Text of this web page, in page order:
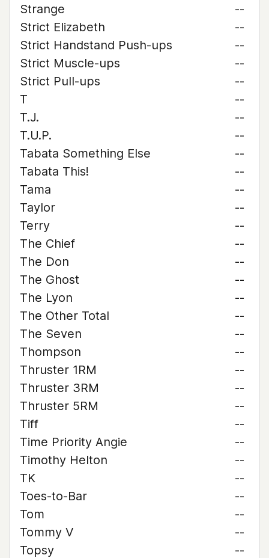
Strange
--
Strict Elizabeth
--
Strict Handstand Push-ups
--
Strict Muscle-ups
--
Strict Pull-ups
--
T
--
T.J.
--
T.U.P.
--
Tabata Something Else
--
Tabata This!
--
Tama
--
Taylor
--
Terry
--
The Chief
--
The Don
--
The Ghost
--
The Lyon
--
The Other Total
--
The Seven
--
Thompson
--
Thruster 1RM
--
Thruster 3RM
--
Thruster 5RM
--
Tiff
--
Time Priority Angie
--
Timothy Helton
--
TK
--
Toes-to-Bar
--
Tom
--
Tommy V
--
Topsy
--